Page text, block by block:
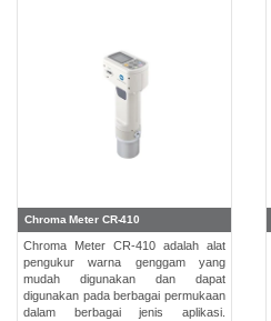
Chroma Meter CR-410
Chroma Meter CR-410 adalah alat
pengukur warna genggam yang
mudah digunakan dan dapat
digunakan pada berbagai permukaan
dalam berbagai jenis aplikasi.